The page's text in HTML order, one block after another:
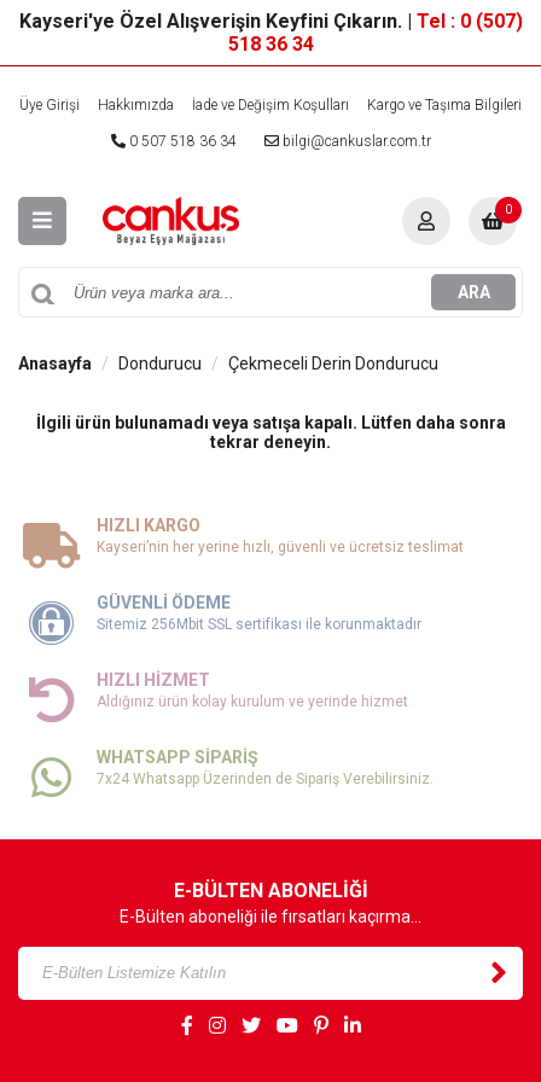
Kayseri'ye Özel Alışverişin Keyfini Çıkarın. | Tel : 0 (507)
518 36 34
Üye Girişi Hakkımızda İade ve Değişim Koşulları Kargo ve Taşıma Bilgileri
0 507 518 36 34 bilgi@cankuslar.com.tr
ARA
0
Anasayfa Dondurucu Çekmeceli Derin Dondurucu
İlgili ürün bulunamadı veya satışa kapalı. Lütfen daha sonra
tekrar deneyin.
HIZLI KARGO
Kayseri’nin her yerine hızlı, güvenli ve ücretsiz teslimat
GÜVENLİ ÖDEME
Sitemiz 256Mbit SSL sertifikası ile korunmaktadır
HIZLI HİZMET
Aldığınız ürün kolay kurulum ve yerinde hizmet
WHATSAPP SİPARİŞ
7x24 Whatsapp Üzerinden de Sipariş Verebilirsiniz.
E-BÜLTEN ABONELİĞİ
E-Bülten aboneliği ile fırsatları kaçırma...